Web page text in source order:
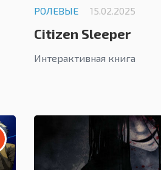
РОЛЕВЫЕ 15.02.2025
Citizen Sleeper
Интерактивная книга